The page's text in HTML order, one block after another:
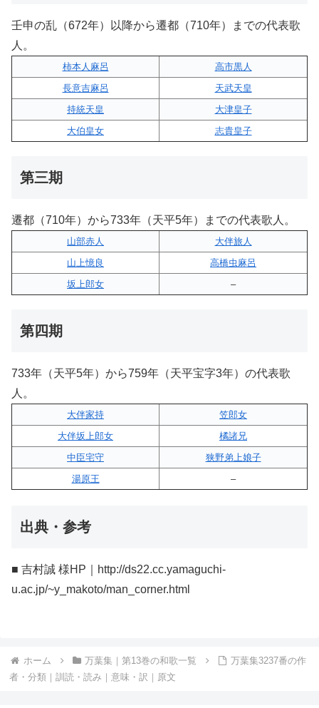
壬申の乱（672年）以降から遷都（710年）までの代表歌
人。
柿本人麻呂
高市黒人
長意吉麻呂
天武天皇
持統天皇
大津皇子
大伯皇女
志貴皇子
第三期
遷都（710年）から733年（天平5年）までの代表歌人。
山部赤人
大伴旅人
山上憶良
高橋虫麻呂
坂上郎女
–
第四期
733年（天平5年）から759年（天平宝字3年）の代表歌
人。
大伴家持
笠郎女
大伴坂上郎女
橘諸兄
中臣宅守
狭野弟上娘子
湯原王
–
出典・参考
■ 吉村誠 様HP｜http://ds22.cc.yamaguchi-
u.ac.jp/~y_makoto/man_corner.html
ホーム 万葉集｜第13巻の和歌一覧
万葉集3237番の作
者・分類｜訓読・読み｜意味・訳｜原文